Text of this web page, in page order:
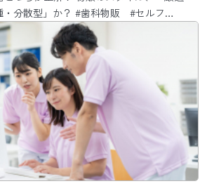
・分散型」か？ #歯科物販 #セルフ…